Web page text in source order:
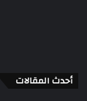
أحدث المقالات